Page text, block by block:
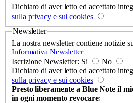
Dichiaro di aver letto ed accettato
sulla privacy e sui cookies
Newsletter
La nostra newsletter contiene notizie
Informativa Newsletter
Iscrizione Newsletter: Si
No
Dichiaro di aver letto ed accettato
sulla privacy e sui cookies
Presto liberamente a Blue Note il
in ogni momento revocare: